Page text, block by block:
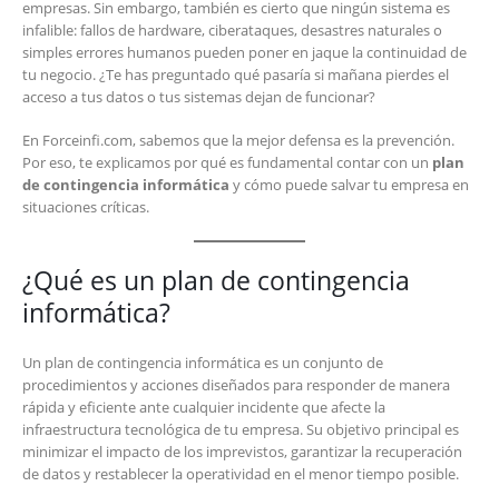
empresas. Sin embargo, también es cierto que ningún sistema es
infalible: fallos de hardware, ciberataques, desastres naturales o
simples errores humanos pueden poner en jaque la continuidad de
tu negocio. ¿Te has preguntado qué pasaría si mañana pierdes el
acceso a tus datos o tus sistemas dejan de funcionar?
En Forceinfi.com, sabemos que la mejor defensa es la prevención.
Por eso, te explicamos por qué es fundamental contar con un plan
de contingencia informática y cómo puede salvar tu empresa en
situaciones críticas.
¿Qué es un plan de contingencia
informática?
Un plan de contingencia informática es un conjunto de
procedimientos y acciones diseñados para responder de manera
rápida y eficiente ante cualquier incidente que afecte la
infraestructura tecnológica de tu empresa. Su objetivo principal es
minimizar el impacto de los imprevistos, garantizar la recuperación
de datos y restablecer la operatividad en el menor tiempo posible.